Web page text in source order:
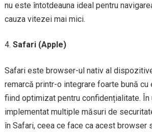
nu este întotdeauna ideal pentru
cauza vitezei mai mici.
Safari (Apple)
Safari este browser-ul nativ al
remarcă printr-o integrare foarte bună
fiind optimizat pentru confidențialitate. În
implementat multiple măsuri de
în Safari, ceea ce face ca acest browser